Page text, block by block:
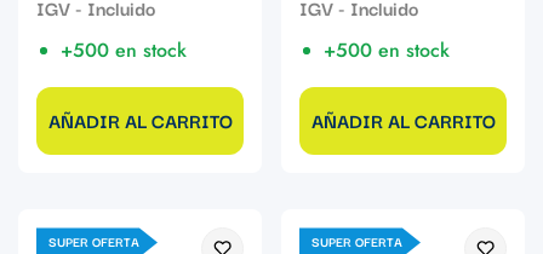
+500 en stock
AÑADIR AL CARRITO
+500 en stock
AÑADIR AL CARRITO
SUPER OFERTA SUPER OFERTA